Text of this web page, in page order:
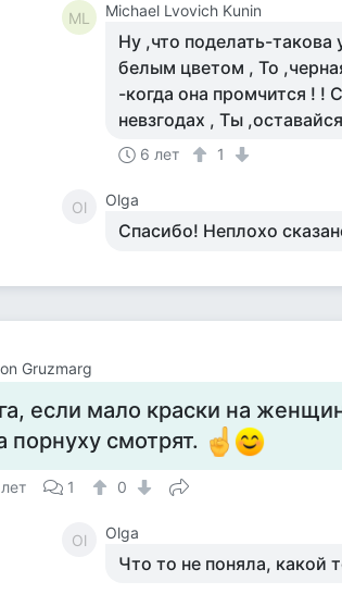
ML Michael Lvovich Kunin
Ну ,что поделать-
белым цветом , То
-когда она промчится ! !
невзгодах , Ты
6 лет 1
Ol Olga
Спасибо! Неплохо
Gruzmarg
если мало краски на
порнуху смотрят.
1 0
Ol Olga
Что то не поняла, какой